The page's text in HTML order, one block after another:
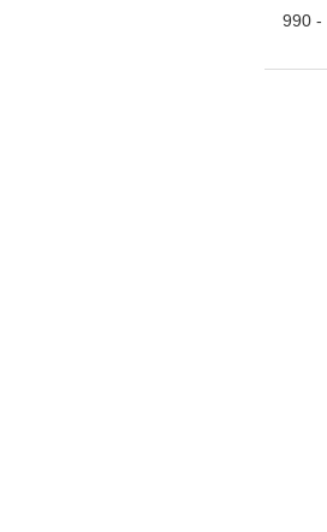
- 990